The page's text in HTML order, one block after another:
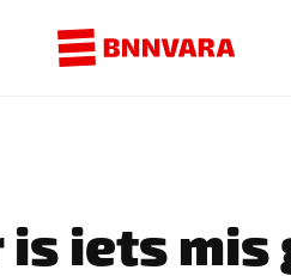
is iets mis